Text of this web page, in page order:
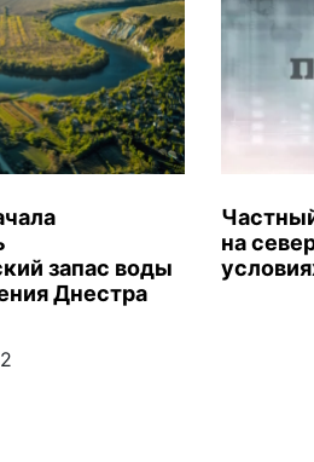
запас воды
Днестра
на